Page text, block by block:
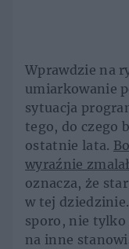
Wprawdzie na
umiarkowanie
sytuacja
tego, do czego
ostatnie lata.
wyraźnie
oznacza, że
w tej
sporo, nie
na inne